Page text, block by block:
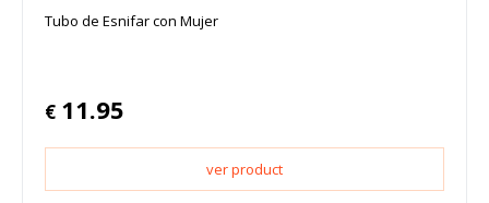
Tubo de Esnifar con Mujer
€ 11.95
ver product